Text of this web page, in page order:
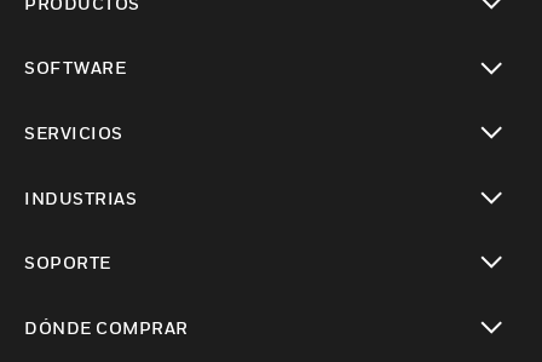
SOFTWARE
SERVICIOS
INDUSTRIAS
SOPORTE
DÓNDE COMPRAR